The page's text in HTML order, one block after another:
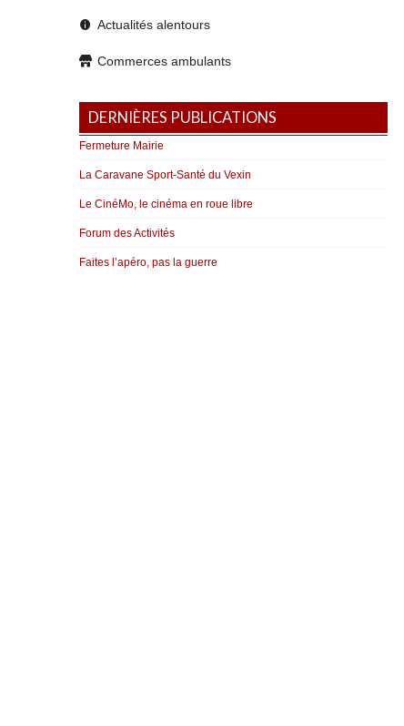
Actualités alentours
Commerces ambulants
DERNIÈRES PUBLICATIONS
Fermeture Mairie
La Caravane Sport-Santé du Vexin
Le CinéMo, le cinéma en roue libre
Forum des Activités
Faites l’apéro, pas la guerre